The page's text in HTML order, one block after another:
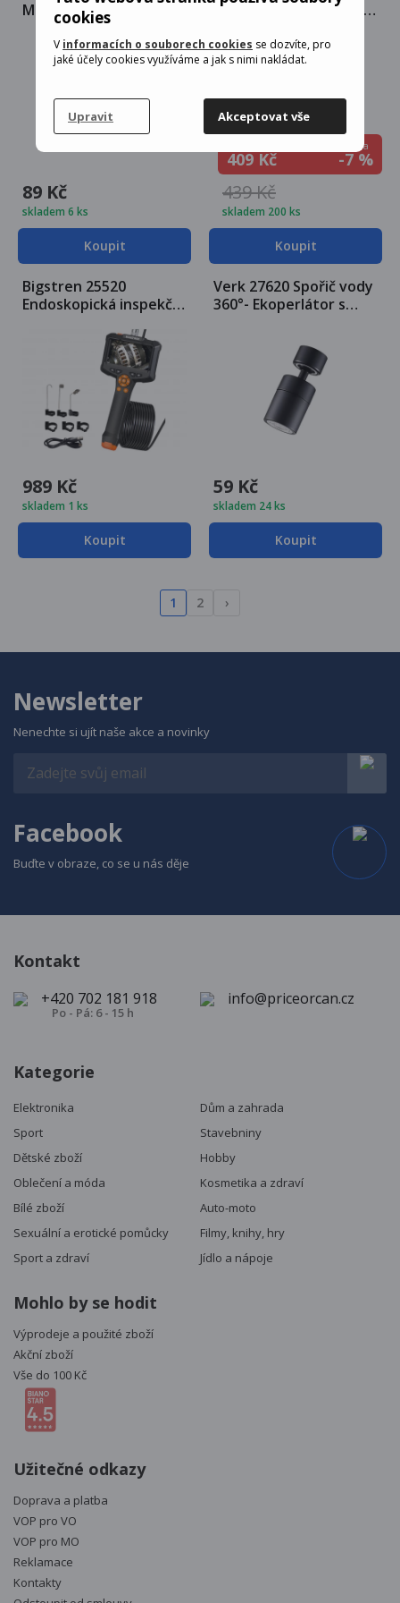
cookies
V informacích o souborech cookies se dozvíte, pro
jaké účely cookies využíváme a jak s nimi nakládat.
Upravit Akceptovat vše
M24 chrom 5 ks
89 Kč
skladem 6 ks
Koupit
Endoskopická inspekční
409 Kč
Sleva
-7 %
439 Kč
skladem 200 ks
Koupit
Bigstren 25520
Endoskopická inspekční
989 Kč
skladem 1 ks
Koupit
Verk 27620 Spořič vody
360°- Ekoperlátor s
59 Kč
skladem 24 ks
Koupit
1 2 ›
Newsletter
Nenechte si ujít naše akce a novinky
Facebook
Buďte v obraze, co se u nás děje
Kontakt
+420 702 181 918
Po - Pá: 6 - 15 h
info@priceorcan.cz
Kategorie
Elektronika
Dům a zahrada
Sport
Stavebniny
Dětské zboží
Hobby
Oblečení a móda
Kosmetika a zdraví
Bílé zboží
Auto-moto
Sexuální a erotické pomůcky
Filmy, knihy, hry
Sport a zdraví
Jídlo a nápoje
Mohlo by se hodit
Výprodeje a použité zboží
Akční zboží
Vše do 100 Kč
Užitečné odkazy
Doprava a platba
VOP pro VO
VOP pro MO
Reklamace
Kontakty